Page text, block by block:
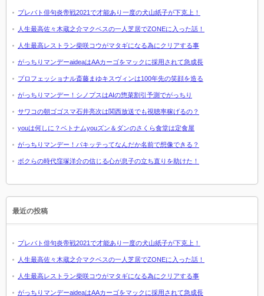
プレバト俳句炎帝戦2021で才能あり一度の犬山紙子が下克上！
人生最高佐々木蔵之介マクベスの一人芝居でZONEに入った話！
人生最高レストラン柴咲コウがマタギになる為にクリアする事
がっちりマンデーaideaはAAカーゴをマックに採用されて急成長
プロフェッショナル斎藤まゆキスヴィンは100年先の笑顔を造る
がっちりマンデー！シノプスはAIの惣菜割引予測でがっちり
サワコの朝ゴゴスマ石井亮次は関西放送でも視聴率稼げるの？
youは何しに？ベトナムyouズン＆ダンのさくら食堂は定食屋
がっちりマンデー！パキッテってなんだか名前で想像できる？
ボクらの時代窪塚洋介の信じる心が息子の立ち直りを助けた！
最近の投稿
プレバト俳句炎帝戦2021で才能あり一度の犬山紙子が下克上！
人生最高佐々木蔵之介マクベスの一人芝居でZONEに入った話！
人生最高レストラン柴咲コウがマタギになる為にクリアする事
がっちりマンデーaideaはAAカーゴをマックに採用されて急成長